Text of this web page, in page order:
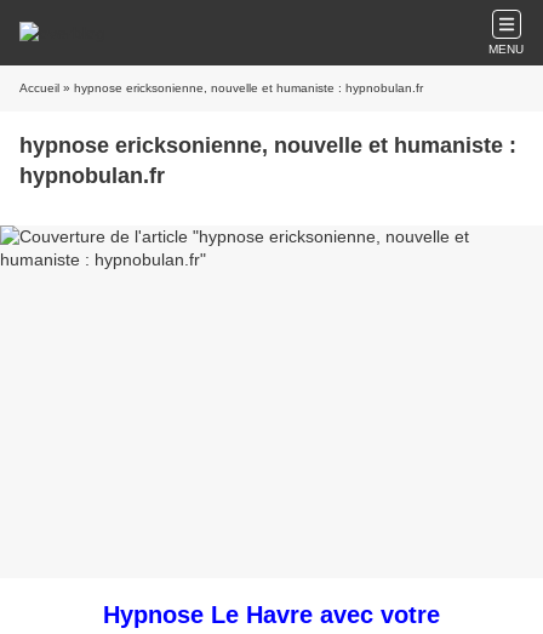
MENU
Accueil » hypnose ericksonienne, nouvelle et humaniste : hypnobulan.fr
hypnose ericksonienne, nouvelle et humaniste :
hypnobulan.fr
Hypnose Le Havre avec votre